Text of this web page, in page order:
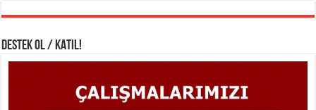
DESTEK OL / KATIL!